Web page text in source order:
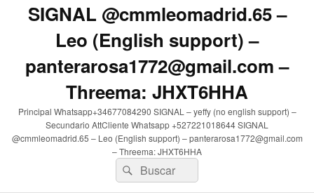
SIGNAL @cmmleomadrid.65 –
Leo (English support) –
panterarosa1772@gmail.com –
Threema: JHXT6HHA
Principal Whatsapp+34677084290 SIGNAL – yeffy (no english support) –
Secundario AttCliente Whatsapp +527221018644 SIGNAL
@cmmleomadrid.65 – Leo (English support) – panterarosa1772@gmail.com
– Threema: JHXT6HHA
Buscar
por:
Buscar